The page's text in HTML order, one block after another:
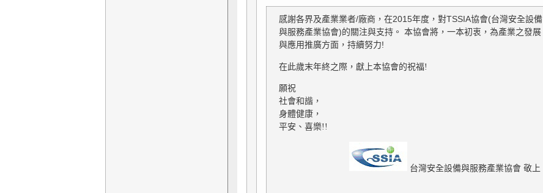
感謝各界及產業業者/廠商，在2015年度，對TSSIA協會(台灣安全設備
與服務產業協會)的關注與支持。 本協會將，一本初衷，為產業之發展
與應用推廣方面，持續努力!
在此歲末年終之際，獻上本協會的祝福!
願祝
社會和諧，
身體健康，
平安、喜樂!!
台灣安全設備與服務產業協會 敬上